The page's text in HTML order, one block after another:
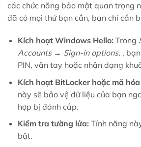
các chức năng bảo mật quan trọng
đã có mọi thứ bạn cần, bạn chỉ cần
Kích hoạt Windows Hello: Trong
Accounts → Sign-in options, ,
PIN, vân tay hoặc nhận dạng
Kích hoạt BitLocker hoặc mã
này sẽ bảo vệ dữ liệu của bạn
hợp bị đánh cắp.
Kiểm tra tường lửa: Tính năng
bật.